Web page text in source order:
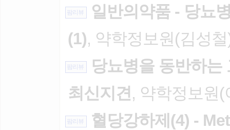
팜리뷰
일반의약품 - 당뇨
(1), 약학정보원(김성
팜리뷰
당뇨병을 동반하는
최신지견, 약학정보원
팜리뷰
혈당강하제(4) -